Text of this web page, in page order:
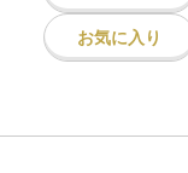
お気に入り